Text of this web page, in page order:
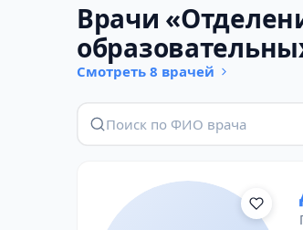
Врачи
Смотреть 8 врачей